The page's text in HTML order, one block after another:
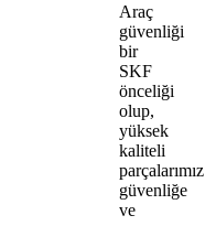
Araç
güvenliği
bir
SKF
önceliği
olup,
yüksek
kaliteli
parçalarımız
güvenliğe
ve